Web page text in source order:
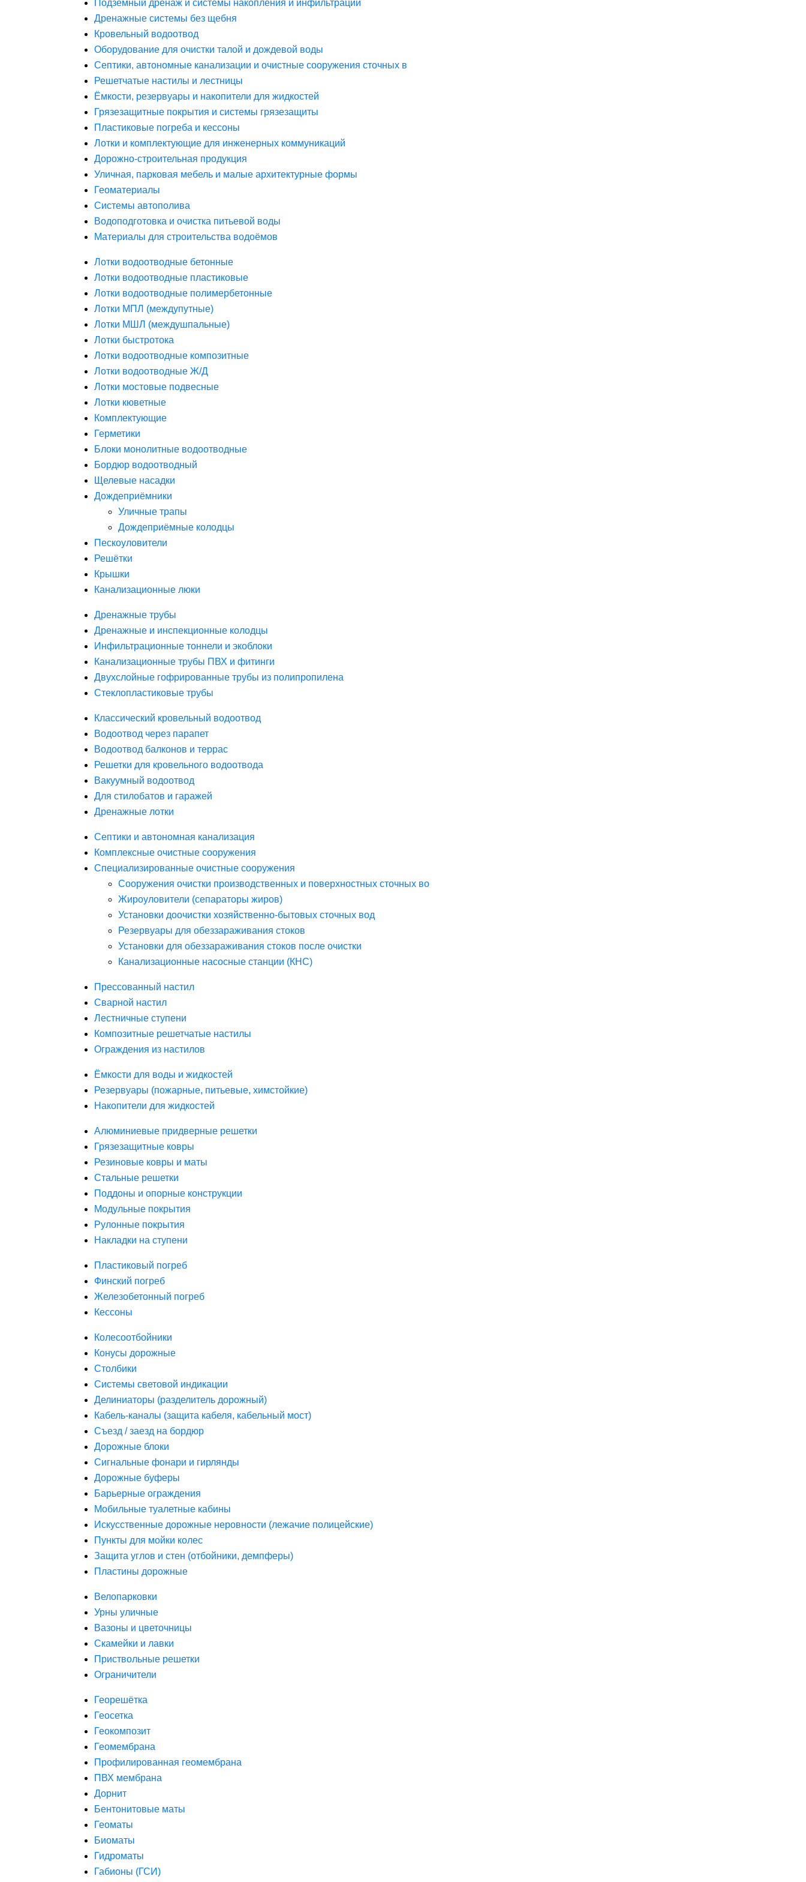
Подземный дренаж и системы накопления и инфильтрации
Дренажные системы без щебня
Кровельный водоотвод
Оборудование для очистки талой и дождевой воды
Септики, автономные канализации и очистные сооружения сточных в
Решетчатые настилы и лестницы
Ёмкости, резервуары и накопители для жидкостей
Грязезащитные покрытия и системы грязезащиты
Пластиковые погреба и кессоны
Лотки и комплектующие для инженерных коммуникаций
Дорожно-строительная продукция
Уличная, парковая мебель и малые архитектурные формы
Геоматериалы
Системы автополива
Водоподготовка и очистка питьевой воды
Материалы для строительства водоёмов
Лотки водоотводные бетонные
Лотки водоотводные пластиковые
Лотки водоотводные полимербетонные
Лотки МПЛ (междупутные)
Лотки МШЛ (междушпальные)
Лотки быстротока
Лотки водоотводные композитные
Лотки водоотводные Ж/Д
Лотки мостовые подвесные
Лотки кюветные
Комплектующие
Герметики
Блоки монолитные водоотводные
Бордюр водоотводный
Щелевые насадки
Дождеприёмники
Уличные трапы
Дождеприёмные колодцы
Пескоуловители
Решётки
Крышки
Канализационные люки
Дренажные трубы
Дренажные и инспекционные колодцы
Инфильтрационные тоннели и экоблоки
Канализационные трубы ПВХ и фитинги
Двухслойные гофрированные трубы из полипропилена
Стеклопластиковые трубы
Классический кровельный водоотвод
Водоотвод через парапет
Водоотвод балконов и террас
Решетки для кровельного водоотвода
Вакуумный водоотвод
Для стилобатов и гаражей
Дренажные лотки
Септики и автономная канализация
Комплексные очистные сооружения
Специализированные очистные сооружения
Сооружения очистки производственных и поверхностных сточных во
Жироуловители (сепараторы жиров)
Установки доочистки хозяйственно-бытовых сточных вод
Резервуары для обеззараживания стоков
Установки для обеззараживания стоков после очистки
Канализационные насосные станции (КНС)
Прессованный настил
Сварной настил
Лестничные ступени
Композитные решетчатые настилы
Ограждения из настилов
Ёмкости для воды и жидкостей
Резервуары (пожарные, питьевые, химстойкие)
Накопители для жидкостей
Алюминиевые придверные решетки
Грязезащитные ковры
Резиновые ковры и маты
Стальные решетки
Поддоны и опорные конструкции
Модульные покрытия
Рулонные покрытия
Накладки на ступени
Пластиковый погреб
Финский погреб
Железобетонный погреб
Кессоны
Колесоотбойники
Конусы дорожные
Столбики
Системы световой индикации
Делиниаторы (разделитель дорожный)
Кабель-каналы (защита кабеля, кабельный мост)
Съезд / заезд на бордюр
Дорожные блоки
Сигнальные фонари и гирлянды
Дорожные буферы
Барьерные ограждения
Мобильные туалетные кабины
Искусственные дорожные неровности (лежачие полицейские)
Пункты для мойки колес
Защита углов и стен (отбойники, демпферы)
Пластины дорожные
Велопарковки
Урны уличные
Вазоны и цветочницы
Скамейки и лавки
Приствольные решетки
Ограничители
Георешётка
Геосетка
Геокомпозит
Геомембрана
Профилированная геомембрана
ПВХ мембрана
Дорнит
Бентонитовые маты
Геоматы
Биоматы
Гидроматы
Габионы (ГСИ)